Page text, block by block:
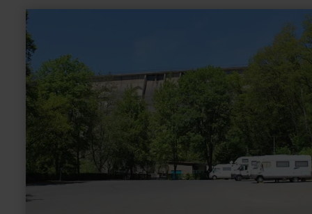
learn
more
about:
Wohnmobilstellplatz
an
der
Oleftalsperre
Hellenthal